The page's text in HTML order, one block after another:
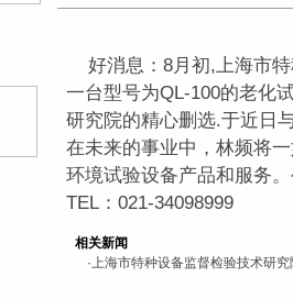
好消息：8月初,上海市特
一台型号为QL-100的老化
研究院的精心删选.于近日
在未来的事业中，林频将
环境试验设备产品和服务
TEL：021-34098999
相关新闻
·上海市特种设备监督检验技术研